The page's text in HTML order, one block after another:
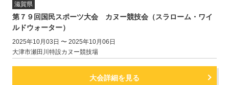
滋賀県
第７９回国民スポーツ大会 カヌー競技会（スラローム・ワイ
ルドウォーター）
2025年10月03日 〜 2025年10月06日
大津市瀬田川特設カヌー競技場
大会詳細を見る